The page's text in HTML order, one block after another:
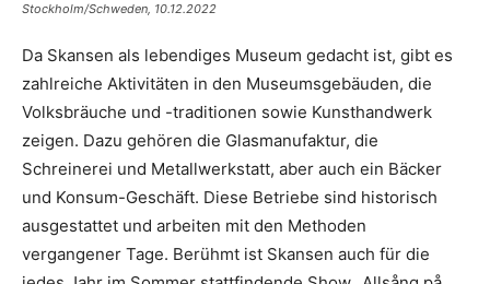
Stockholm/Schweden, 10.12.2022
Da Skansen als lebendiges Museum gedacht ist, gibt es
zahlreiche Aktivitäten in den Museumsgebäuden, die
Volksbräuche und -traditionen sowie Kunsthandwerk
zeigen. Dazu gehören die Glasmanufaktur, die
Schreinerei und Metallwerkstatt, aber auch ein Bäcker
und Konsum-Geschäft. Diese Betriebe sind historisch
ausgestattet und arbeiten mit den Methoden
vergangener Tage. Berühmt ist Skansen auch für die